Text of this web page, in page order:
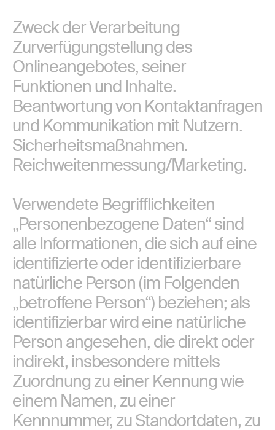
Zweck der Verarbeitung
Zurverfügungstellung des
Onlineangebotes, seiner
Funktionen und Inhalte.
Beantwortung von Kontaktanfragen
und Kommunikation mit Nutzern.
Sicherheitsmaßnahmen.
Reichweitenmessung/Marketing.
Verwendete Begrifflichkeiten
„Personenbezogene Daten“ sind
alle Informationen, die sich auf eine
identifizierte oder identifizierbare
natürliche Person (im Folgenden
„betroffene Person“) beziehen; als
identifizierbar wird eine natürliche
Person angesehen, die direkt oder
indirekt, insbesondere mittels
Zuordnung zu einer Kennung wie
einem Namen, zu einer
Kennnummer, zu Standortdaten, zu